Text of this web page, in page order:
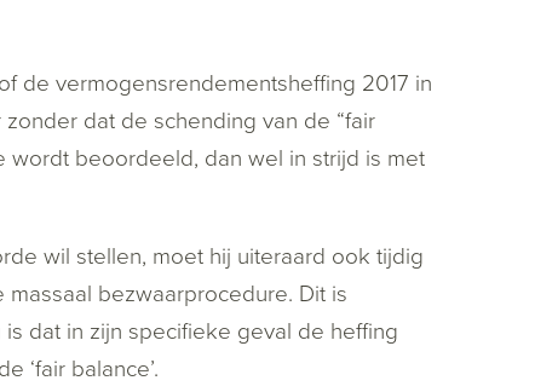
de vermogensrendementsheffing 2017 in
zonder dat de schending van de “fair
wordt beoordeeld, dan wel in strijd is met
wil stellen, moet hij uiteraard ook tijdig
bezwaarprocedure. Dit is
dat in zijn specifieke geval de heffing
‘fair balance’.